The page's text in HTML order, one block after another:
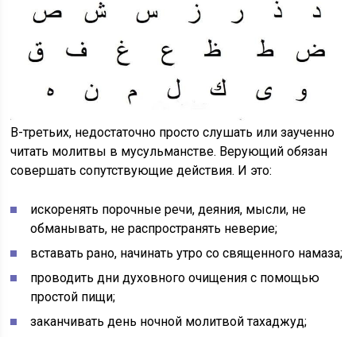
В-третьих, недостаточно просто слушать или заученно
читать молитвы в мусульманстве. Верующий обязан
совершать сопутствующие действия. И это:
искоренять порочные речи, деяния, мысли, не
обманывать, не распространять неверие;
вставать рано, начинать утро со священного намаза;
проводить дни духовного очищения с помощью
простой пищи;
заканчивать день ночной молитвой тахаджуд;